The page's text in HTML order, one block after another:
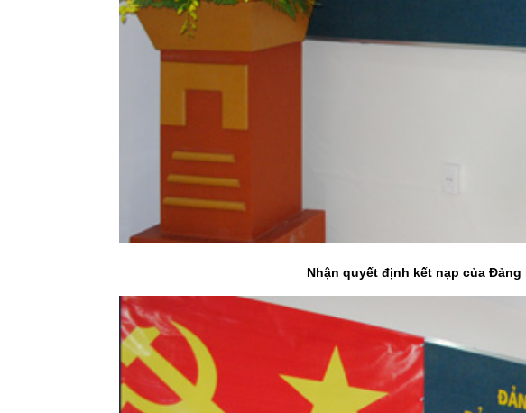
Nhận quyết định kết nạp của